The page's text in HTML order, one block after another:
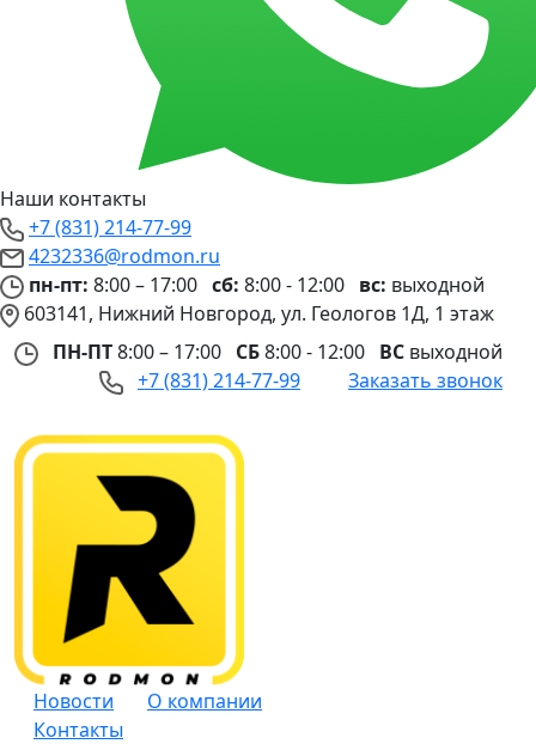
Наши контакты
+7 (831) 214-77-99
4232336@rodmon.ru
пн-пт: 8:00 – 17:00 сб: 8:00 - 12:00 вс: выходной
603141, Нижний Новгород, ул. Геологов 1Д, 1 этаж
ПН-ПТ8:00 – 17:00 СБ8:00 - 12:00 ВС выходной
+7 (831) 214-77-99
Заказать звонок
Новости
О компании
Контакты